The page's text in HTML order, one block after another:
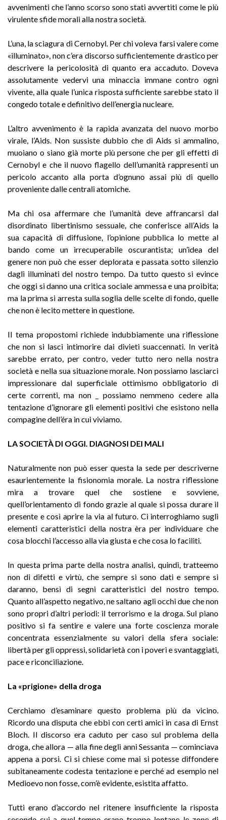
avvenimenti che l’anno scorso sono stati avvertiti come le più
virulente sfide morali alla nostra società.
L’una, la sciagura di Cernobyl. Per chi voleva farsi valere come
«illuminato», non c’era discorso sufficientemente drastico per
descrivere la pericolosità di quanto era accaduto. Doveva
assolutamente vedervi una minaccia immane contro ogni
vivente, alla quale l’unica risposta sufficiente sarebbe stato il
congedo totale e definitivo dell’energia nucleare.
L’altro avvenimento è la rapida avanzata del nuovo morbo
virale, l’Aids. Non sussiste dubbio che di Aids si ammalino,
muoiano o siano già morte più persone che per gli effetti di
Cernobyl e che il nuovo flagello dell’umanità rappresenti un
pericolo accanto alla porta d’ognuno assai più di quello
proveniente dalle centrali atomiche.
Ma chi osa affermare che l’umanità deve affrancarsi dal
disordinato libertinismo sessuale, che conferisce all’Aids la
sua capacità di diffusione, l’opinione pubblica lo mette al
bando come un irrecuperabile oscurantista; un’idea del
genere non può che esser deplorata e passata sotto silenzio
dagli illuminati del nostro tempo. Da tutto questo si evince
che oggi si danno una critica sociale ammessa e una proibita;
ma la prima si arresta sulla soglia delle scelte di fondo, quelle
che non è lecito mettere in questione.
II tema propostomi richiede indubbiamente una riflessione
che non si lasci intimorire dai divieti suaccennati. In verità
sarebbe errato, per contro, veder tutto nero nella nostra
società e nella sua situazione morale. Non possiamo lasciarci
impressionare dal superficiale ottimismo obbligatorio di
certe correnti, ma non _ possiamo nemmeno cedere alla
tentazione d’ignorare gli elementi positivi che esistono nella
compagine dell’éra in cui viviamo.
LA SOCIETÀ DI OGGI. DIAGNOSI DEI MALI
Naturalmente non può esser questa la sede per descriverne
esaurientemente la fisionomia morale. La nostra riflessione
mira a trovare quel che sostiene e sovviene,
quell’orientamento di fondo grazie al quale si possa durare il
presente e così aprire la via al futuro. Ci interroghiamo sugli
elementi caratteristici della nostra èra per individuare che
cosa blocchi l’accesso alla via giusta e che cosa lo faciliti.
In questa prima parte della nostra analisi, quindi, tratte­emo
non di difetti e virtù, che sempre si sono dati e sempre si
daranno, bensì di segni caratteristici del nostro tempo.
Quanto all’aspetto negativo, ne saltano agli occhi due che non
sono propri d’altri periodi: il terrorismo e la droga. Sul piano
positivo si fa sentire e valere una forte coscienza morale
concentrata essenzialmente su valori della sfera sociale:
libertà per gli oppressi, solidarietà con i poveri e svantaggiati,
pace e riconciliazione.
La «prigione» della droga
Cerchiamo d’esaminare questo problema più da vicino.
Ricordo una disputa che ebbi con certi amici in casa di Ernst
Bloch. Il discorso era caduto per caso sul problema della
droga, che allora — alla fine degli anni Sessanta — cominciava
appena a porsi. Ci si chiese come mai si potesse diffondere
subitaneamente codesta tentazione e perché ad esempio nel
Medioevo non fosse, com’è evidente, esistita affatto.
Tutti erano d’accordo nel ritenere insufficiente la risposta